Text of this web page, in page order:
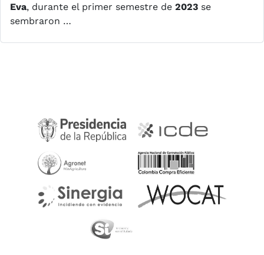
Eva, durante el primer semestre de 2023 se
sembraron …